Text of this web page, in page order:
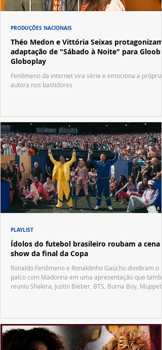
Théo Medon e Vittória Seixas protagonizam
adaptação de "Sábado à Noite" para Gloob e
Globoplay
Fenômeno da internet vira série e emociona a própria
autora nos bastidores
PRODUÇÕES NACIONAIS
Ídolos do futebol brasileiro roubam a cena
show da final da Copa
Ronaldo Fenômeno e Ronaldinho Gaúcho dividiram o
palco com Madonna em uma apresentação que
reuniu Shakira, Justin Bieber, BTS, Burna Boy, Muppets,
PLAYLIST